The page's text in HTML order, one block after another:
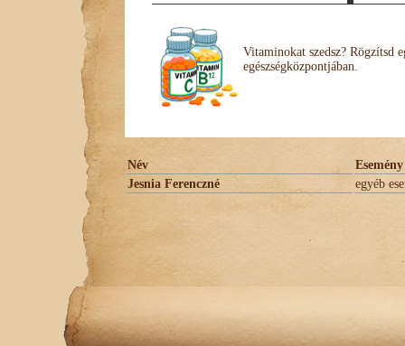
Vitaminokat szedsz? Rögzítsd
egészségközpontjában.
Név
Esemény
Jesnia Ferenczné
egyéb